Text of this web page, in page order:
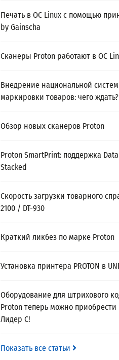
Печать в ОС Linux с помощью
by Gainscha
Сканеры Proton работают в ОС
Внедрение национальной
маркировки товаров: чего ждать?
Обзор новых сканеров Proton
Proton SmartPrint: поддержка
Stacked
Скорость загрузки товарного
2100 / DT-930
Краткий ликбез по марке Proton
Установка принтера PROTON в
Оборудование для штрихового
Proton теперь можно
Лидер С!
Показать все статьи